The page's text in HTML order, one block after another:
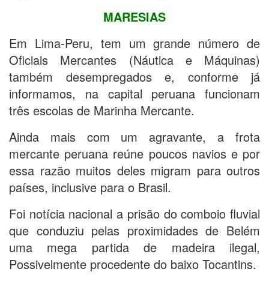
MARESIAS
Em Lima-Peru, tem um grande número de
Oficiais Mercantes (Náutica e Máquinas)
também desempregados e, conforme já
informamos, na capital peruana funcionam
três escolas de Marinha Mercante.
Ainda mais com um agravante, a frota
mercante peruana reúne poucos navios e por
essa razão muitos deles migram para outros
países, inclusive para o Brasil.
Foi notícia nacional a prisão do comboio fluvial
que conduziu pelas proximidades de Belém
uma mega partida de madeira ilegal,
Possivelmente procedente do baixo Tocantins.